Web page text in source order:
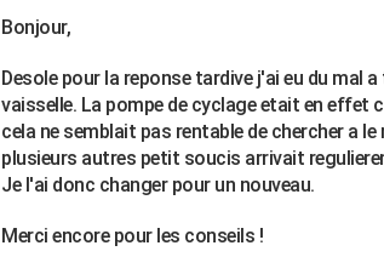
Bonjour,
Desole pour la reponse tardive j'ai eu du mal
vaisselle. La pompe de cyclage etait en effet
cela ne semblait pas rentable de chercher a
plusieurs autres petit soucis arrivait
Je l'ai donc changer pour un nouveau.
Merci encore pour les conseils !